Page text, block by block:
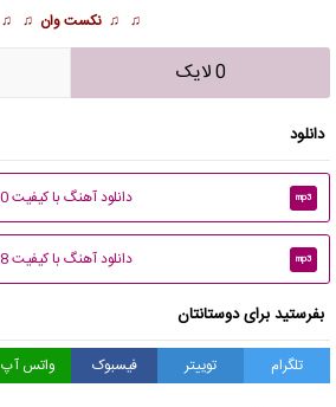
♫ ♫ نکست وان ♫ ♫
0 لایک
دانلود
mp3 دانلود آهنگ با کیفیت 320
mp3 دانلود آهنگ با کیفیت 128
بفرستید برای دوستانتان
تلگرام توییتر فیسبوک واتس آپ